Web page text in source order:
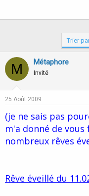
Trier
M Métaphore
Invité
25 Août 2009
(je ne sais pas
m'a donné de
nombreux rêves
Rêve éveillé du